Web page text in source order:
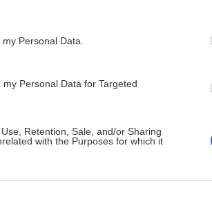
Personal Data.
Personal Data for Targeted
Retention, Sale, and/or Sharing
with the Purposes for which it